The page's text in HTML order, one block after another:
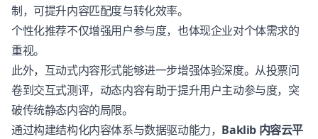
制，可提升内容匹配度与转化效率。
个性化推荐不仅增强用户参与度，也体现企业对个体需求的
重视。
此外，互动式内容形式能够进一步增强体验深度。从投票问
卷到交互式测评，动态内容有助于提升用户主动参与度，突
破传统静态内容的局限。
通过构建结构化内容体系与数据驱动能力， Baklib 内容云平